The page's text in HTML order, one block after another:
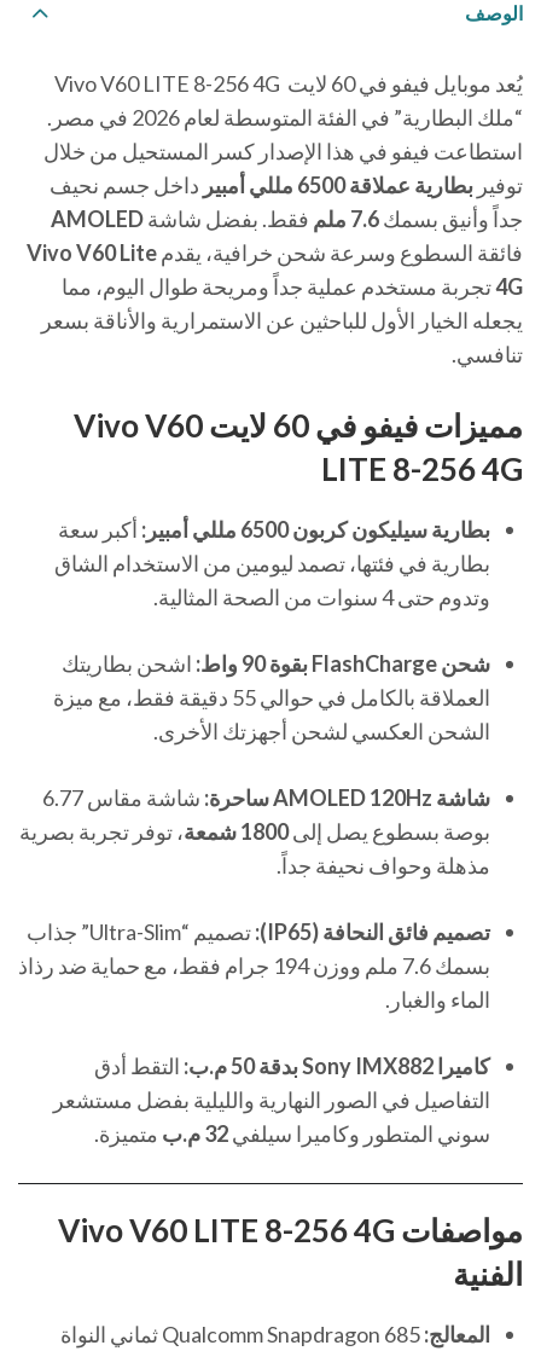
الوصف
يُعد موبايل فيفو في 60 لايت Vivo V60 LITE 8-256 4G
“ملك البطارية” في الفئة المتوسطة لعام 2026 في مصر.
استطاعت فيفو في هذا الإصدار كسر المستحيل من خلال
توفير بطارية عملاقة 6500 مللي أمبير
داخل جسم نحيف
جداً وأنيق بسمك7.6 ملم فقط. بفضل شاشةAMOLED
فائقة السطوع وسرعة شحن خرافية، يقدمVivo V60 Lite
4Gتجربة مستخدم عملية جداً ومريحة طوال اليوم، مما
يجعله الخيار الأول للباحثين عن الاستمرارية والأناقة بسعر
تنافسي.
مميزات فيفو في 60 لايت Vivo V60
LITE 8-256 4G
بطارية سيليكون كربون 6500 مللي أمبير:
أكبر سعة
بطارية في فئتها، تصمد ليومين من الاستخدام الشاق
وتدوم حتى 4 سنوات من الصحة المثالية.
شحن FlashCharge بقوة 90 واط:
اشحن بطاريتك
العملاقة بالكامل في حوالي 55 دقيقة فقط، مع ميزة
الشحن العكسي لشحن أجهزتك الأخرى.
شاشة AMOLED 120Hz ساحرة:
شاشة مقاس 6.77
بوصة بسطوع يصل إلى1800 شمعة
، توفر تجربة بصرية
مذهلة وحواف نحيفة جداً.
تصميم فائق النحافة (IP65):
تصميم “Ultra-Slim” جذاب
بسمك 7.6 ملم ووزن 194 جرام فقط، مع حماية ضد رذاذ
الماء والغبار.
كاميرا Sony IMX882 بدقة 50 م.ب:
التقط أدق
التفاصيل في الصور النهارية والليلية بفضل مستشعر
سوني المتطور وكاميرا سيلفي32 م.ب متميزة.
مواصفات Vivo V60 LITE 8-256 4G
الفنية
المعالج: Qualcomm Snapdragon 685 ثماني النواة